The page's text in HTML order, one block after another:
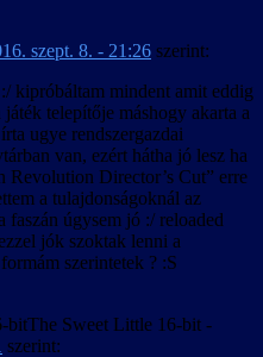
szept. 8. - 21:26 szerint:
kipróbáltam mindent amit eddig
telepítője máshogy akarta a
ugye rendszergazdai
van, ezért hátha jó lesz ha
Revolution Director’s Cut” erre
a tulajdonságoknál az
faszán úgysem jó :/ reloaded
jók szoktak lenni a
szerintetek ? :S
The Sweet Little 16-bit -
szerint: